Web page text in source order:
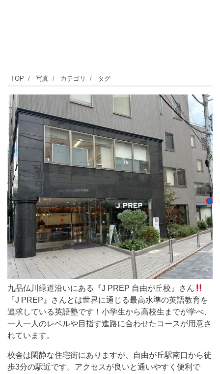
九
品
仏
川
緑
道
沿
い
に
あ
る
『J
PREP
自
由
が
丘
校』
ん
TOP 写真 カテゴリ タグ
九品仏川緑道沿いにある『J PREP 自由が丘校』さん
『J PREP』さんとは世界に通じる最高水準の英語教育を
追求している英語塾です！小学生から高校生までが学べ、
一人一人のレベルや目指す進路に合わせたコースが用意さ
れています。
校舎は閑静な住宅街にありますが、自由が丘駅南口から徒
歩3分の駅近です。アクセスが良いと通いやすく便利で